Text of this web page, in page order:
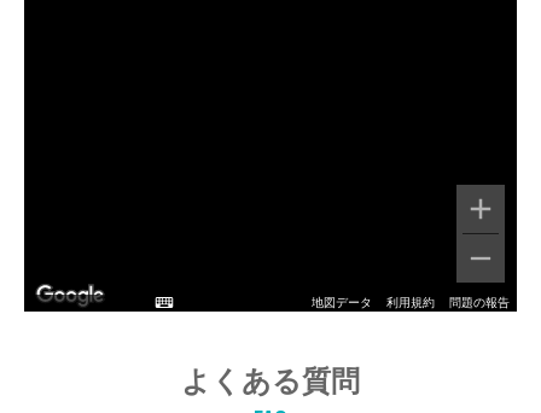
地図データ 利用規約 問題の報告
よくある質問